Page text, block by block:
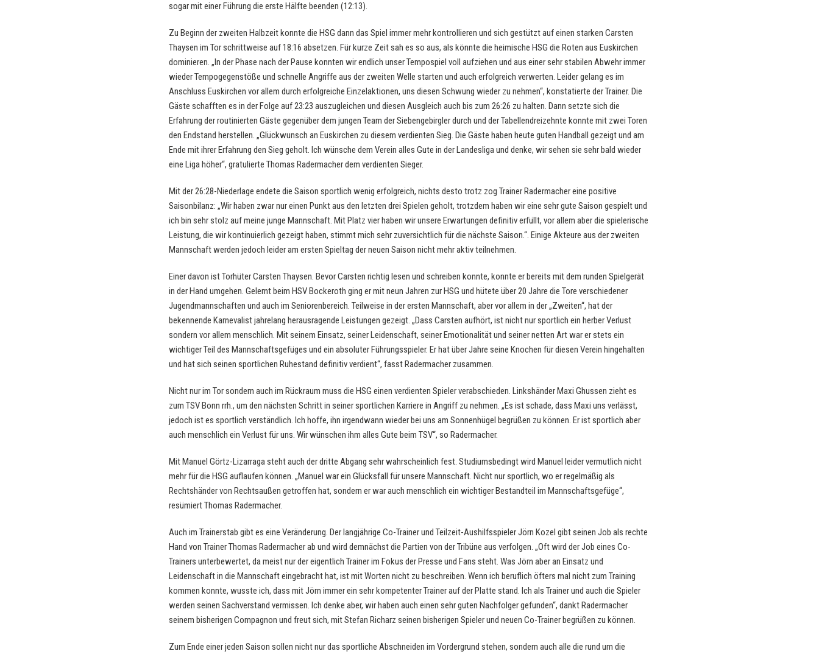
sogar mit einer Führung die erste Hälfte beenden (12:13).
Zu Beginn der zweiten Halbzeit konnte die HSG dann das Spiel immer mehr kontrollieren und sich gestützt auf einen starken Carsten
Thaysen im Tor schrittweise auf 18:16 absetzen. Für kurze Zeit sah es so aus, als könnte die heimische HSG die Roten aus Euskirchen
dominieren. „In der Phase nach der Pause konnten wir endlich unser Tempospiel voll aufziehen und aus einer sehr stabilen Abwehr immer
wieder Tempogegenstöße und schnelle Angriffe aus der zweiten Welle starten und auch erfolgreich verwerten. Leider gelang es im
Anschluss Euskirchen vor allem durch erfolgreiche Einzelaktionen, uns diesen Schwung wieder zu nehmen“, konstatierte der Trainer. Die
Gäste schafften es in der Folge auf 23:23 auszugleichen und diesen Ausgleich auch bis zum 26:26 zu halten. Dann setzte sich die
Erfahrung der routinierten Gäste gegenüber dem jungen Team der Siebengebirgler durch und der Tabellendreizehnte konnte mit zwei Toren
den Endstand herstellen. „Glückwunsch an Euskirchen zu diesem verdienten Sieg. Die Gäste haben heute guten Handball gezeigt und am
Ende mit ihrer Erfahrung den Sieg geholt. Ich wünsche dem Verein alles Gute in der Landesliga und denke, wir sehen sie sehr bald wieder
eine Liga höher“, gratulierte Thomas Radermacher dem verdienten Sieger.
Mit der 26:28-Niederlage endete die Saison sportlich wenig erfolgreich, nichts desto trotz zog Trainer Radermacher eine positive
Saisonbilanz: „Wir haben zwar nur einen Punkt aus den letzten drei Spielen geholt, trotzdem haben wir eine sehr gute Saison gespielt und
ich bin sehr stolz auf meine junge Mannschaft. Mit Platz vier haben wir unsere Erwartungen definitiv erfüllt, vor allem aber die spielerische
Leistung, die wir kontinuierlich gezeigt haben, stimmt mich sehr zuversichtlich für die nächste Saison.“. Einige Akteure aus der zweiten
Mannschaft werden jedoch leider am ersten Spieltag der neuen Saison nicht mehr aktiv teilnehmen.
Einer davon ist Torhüter Carsten Thaysen. Bevor Carsten richtig lesen und schreiben konnte, konnte er bereits mit dem runden Spielgerät
in der Hand umgehen. Gelernt beim HSV Bockeroth ging er mit neun Jahren zur HSG und hütete über 20 Jahre die Tore verschiedener
Jugendmannschaften und auch im Seniorenbereich. Teilweise in der ersten Mannschaft, aber vor allem in der „Zweiten“, hat der
bekennende Karnevalist jahrelang herausragende Leistungen gezeigt. „Dass Carsten aufhört, ist nicht nur sportlich ein herber Verlust
sondern vor allem menschlich. Mit seinem Einsatz, seiner Leidenschaft, seiner Emotionalität und seiner netten Art war er stets ein
wichtiger Teil des Mannschaftsgefüges und ein absoluter Führungsspieler. Er hat über Jahre seine Knochen für diesen Verein hingehalten
und hat sich seinen sportlichen Ruhestand definitiv verdient“, fasst Radermacher zusammen.
Nicht nur im Tor sondern auch im Rückraum muss die HSG einen verdienten Spieler verabschieden. Linkshänder Maxi Ghussen zieht es
zum TSV Bonn rrh., um den nächsten Schritt in seiner sportlichen Karriere in Angriff zu nehmen. „Es ist schade, dass Maxi uns verlässt,
jedoch ist es sportlich verständlich. Ich hoffe, ihn irgendwann wieder bei uns am Sonnenhügel begrüßen zu können. Er ist sportlich aber
auch menschlich ein Verlust für uns. Wir wünschen ihm alles Gute beim TSV“, so Radermacher.
Mit Manuel Görtz-Lizarraga steht auch der dritte Abgang sehr wahrscheinlich fest. Studiumsbedingt wird Manuel leider vermutlich nicht
mehr für die HSG auflaufen können. „Manuel war ein Glücksfall für unsere Mannschaft. Nicht nur sportlich, wo er regelmäßig als
Rechtshänder von Rechtsaußen getroffen hat, sondern er war auch menschlich ein wichtiger Bestandteil im Mannschaftsgefüge“,
resümiert Thomas Radermacher.
Auch im Trainerstab gibt es eine Veränderung. Der langjährige Co-Trainer und Teilzeit-Aushilfsspieler Jörn Kozel gibt seinen Job als rechte
Hand von Trainer Thomas Radermacher ab und wird demnächst die Partien von der Tribüne aus verfolgen. „Oft wird der Job eines Co-
Trainers unterbewertet, da meist nur der eigentlich Trainer im Fokus der Presse und Fans steht. Was Jörn aber an Einsatz und
Leidenschaft in die Mannschaft eingebracht hat, ist mit Worten nicht zu beschreiben. Wenn ich beruflich öfters mal nicht zum Training
kommen konnte, wusste ich, dass mit Jörn immer ein sehr kompetenter Trainer auf der Platte stand. Ich als Trainer und auch die Spieler
werden seinen Sachverstand vermissen. Ich denke aber, wir haben auch einen sehr guten Nachfolger gefunden“, dankt Radermacher
seinem bisherigen Compagnon und freut sich, mit Stefan Richarz seinen bisherigen Spieler und neuen Co-Trainer begrüßen zu können.
Zum Ende einer jeden Saison sollen nicht nur das sportliche Abschneiden im Vordergrund stehen, sondern auch alle die rund um die